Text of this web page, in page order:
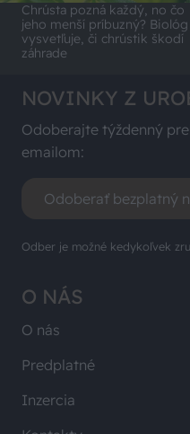
Chrústa pozná každý, no čo
jeho menší príbuzný? Biológ
vysvetľuje, či chrústik škodí
záhrade
O NÁS
O nás
Predplatné
Inzercia
NOVINKY Z
Odoberajte týždenný
emailom:
Odoberať bezplatný
Odber je možné kedykoľvek